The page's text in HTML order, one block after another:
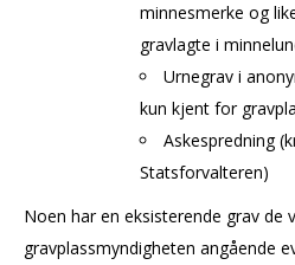
minnesmerke og
gravlagte i
Urnegrav i
kun kjent for
Askespredning
Statsforvalteren)
Noen har en eksisterende grav de
gravplassmyndigheten angående